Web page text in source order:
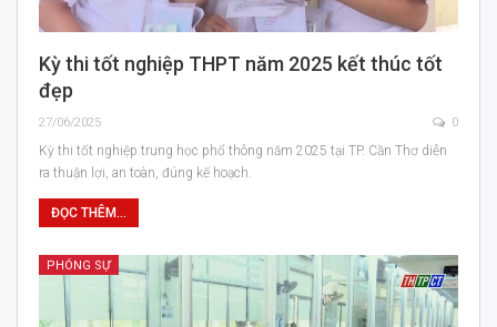
Kỳ thi tốt nghiệp THPT năm 2025 kết thúc tốt
đẹp
27/06/2025 0
Kỳ thi tốt nghiệp trung học phổ thông năm 2025 tại TP. Cần Thơ diễn
ra thuận lợi, an toàn, đúng kế hoạch.
ĐỌC THÊM...
PHÓNG SỰ